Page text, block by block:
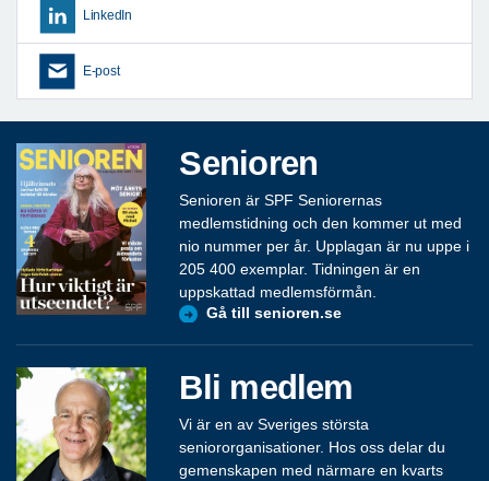
LinkedIn
E-post
Senioren
Senioren är SPF Seniorernas
medlemstidning och den kommer ut med
nio nummer per år. Upplagan är nu uppe i
205 400 exemplar. Tidningen är en
uppskattad medlemsförmån.
Gå till senioren.se
Bli medlem
Vi är en av Sveriges största
seniororganisationer. Hos oss delar du
gemenskapen med närmare en kvarts